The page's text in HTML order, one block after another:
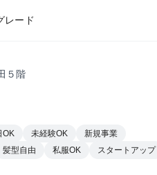
レード
５階
OK 未経験OK
新規事業
髪型自由 私服OK
スタートアップ